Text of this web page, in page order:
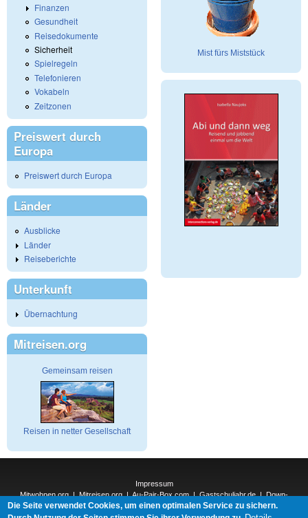
Finanzen
Gesundheit
Reisedokumente
Sicherheit
Spielregeln
Telefonieren
Vokabeln
Zeitzonen
Preiswert durch
Europa
Preiswert durch Europa
Länder
Ausblicke
Länder
Reiseberichte
Unterkunft
Übernachtung
Mitreisen.org
Gemeinsam reisen
Reisen in netter Gesellschaft
Mist fürs Miststück
Impressum
Mitwohnen.org|Mitreisen.org|Au-Pair-Box.com|Gastschuljahr.de|Down-
Under.org |Elderpair.com|
Die Seite verwendet Cookies, um einen optimalen Service zu sichern.